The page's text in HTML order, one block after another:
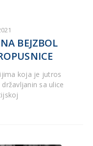
BEJZBOL
koja je jutros
sa ulice